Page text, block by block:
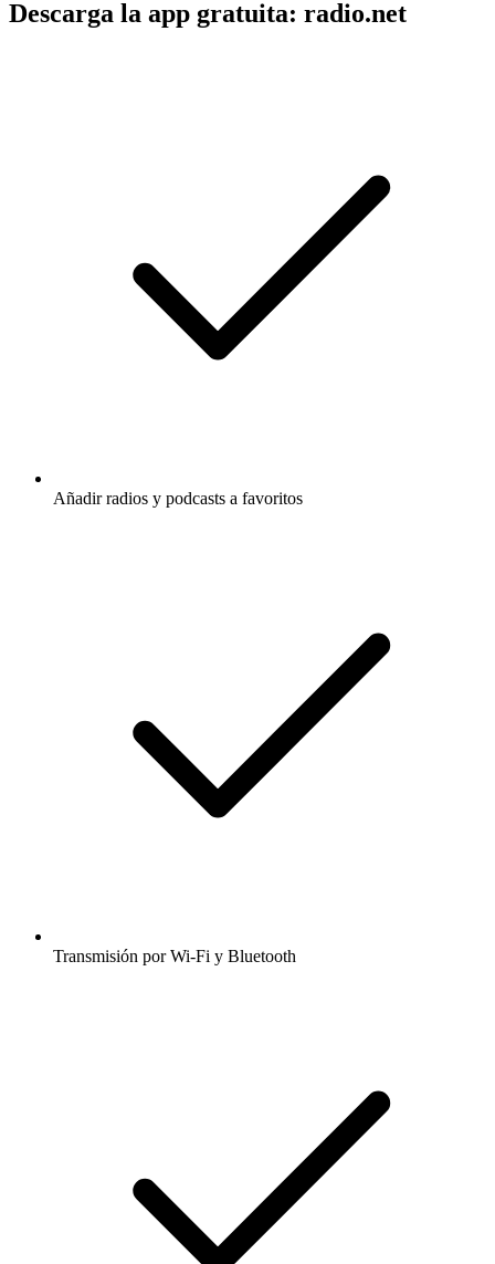
Descarga la app gratuita: radio.net
Añadir radios y podcasts a favoritos
Transmisión por Wi-Fi y Bluetooth